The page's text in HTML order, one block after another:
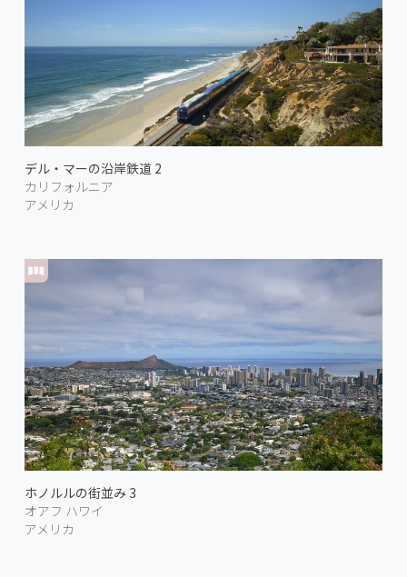
デル・マーの沿岸鉄道 2
カリフォルニア
アメリカ
ホノルルの街並み 3
オアフ ハワイ
アメリカ